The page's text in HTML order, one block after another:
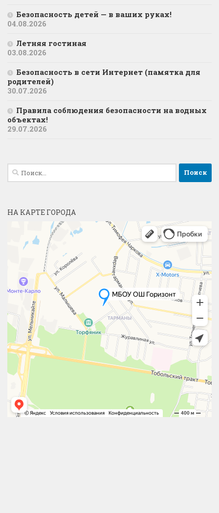
Безопасность детей — в ваших руках!
04.08.2026
Летняя гостиная
03.08.2026
Безопасность в сети Интернет (памятка для
родителей)
30.07.2026
Правила соблюдения безопасности на водных
объектах!
29.07.2026
Найти:
НА КАРТЕ ГОРОДА